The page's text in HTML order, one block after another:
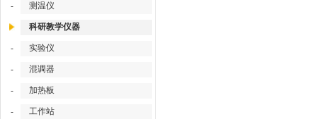
- 测温仪
科研教学仪器
- 实验仪
- 混调器
- 加热板
- 工作站